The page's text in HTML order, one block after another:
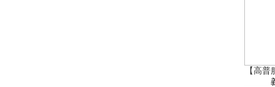
【高